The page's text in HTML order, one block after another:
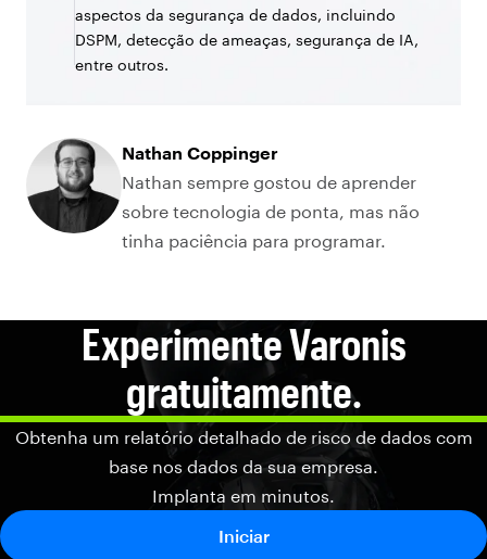
aspectos da segurança de dados, incluindo
DSPM, detecção de ameaças, segurança de IA,
entre outros.
Nathan Coppinger
Nathan sempre gostou de aprender
sobre tecnologia de ponta, mas não
tinha paciência para programar.
Experimente Varonis
gratuitamente.
Obtenha um relatório detalhado de risco de dados com
base nos dados da sua empresa.
Implanta em minutos.
Iniciar